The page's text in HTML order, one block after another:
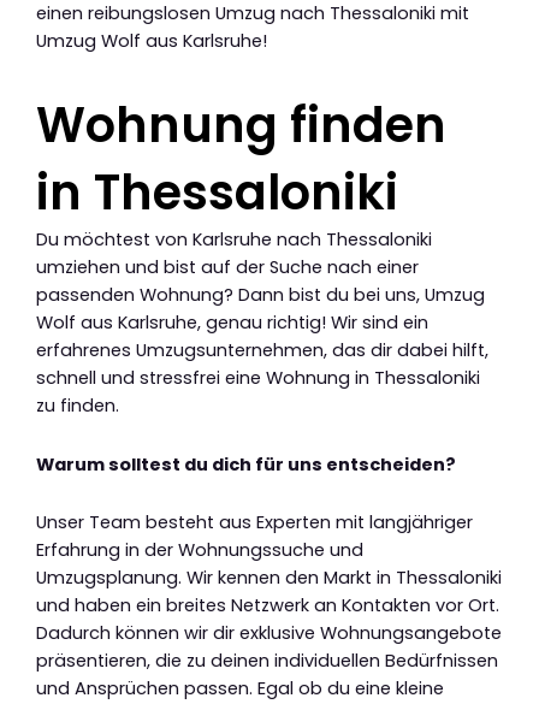
einen reibungslosen Umzug nach Thessaloniki mit
Umzug Wolf aus Karlsruhe!
Wohnung finden
in Thessaloniki
Du möchtest von Karlsruhe nach Thessaloniki
umziehen und bist auf der Suche nach einer
passenden Wohnung? Dann bist du bei uns, Umzug
Wolf aus Karlsruhe, genau richtig! Wir sind ein
erfahrenes Umzugsunternehmen, das dir dabei hilft,
schnell und stressfrei eine Wohnung in Thessaloniki
zu finden.
Warum solltest du dich für uns entscheiden?
Unser Team besteht aus Experten mit langjähriger
Erfahrung in der Wohnungssuche und
Umzugsplanung. Wir kennen den Markt in Thessaloniki
und haben ein breites Netzwerk an Kontakten vor Ort.
Dadurch können wir dir exklusive Wohnungsangebote
präsentieren, die zu deinen individuellen Bedürfnissen
und Ansprüchen passen. Egal ob du eine kleine